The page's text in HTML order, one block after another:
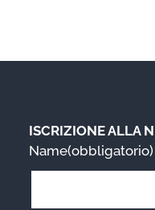
ISCRIZIONE ALLA
Name(obbligatorio)